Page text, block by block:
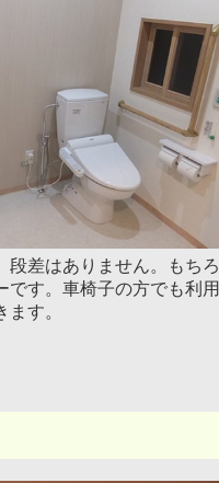
段差はありません。もちろ
です。車椅子の方でも利用
ます。